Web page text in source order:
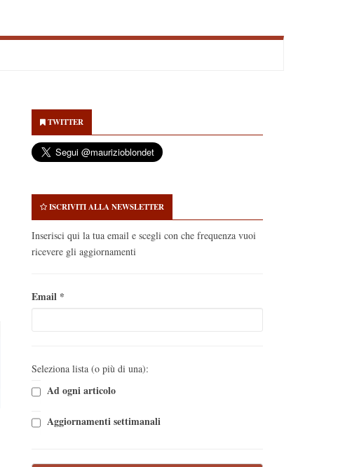
Sidebar
TWITTER
ISCRIVITI ALLA NEWSLETTER
Inserisci qui la tua email e scegli con che frequenza vuoi
ricevere gli aggiornamenti
Email *
Seleziona lista (o più di una):
Ad ogni articolo
Aggiornamenti settimanali